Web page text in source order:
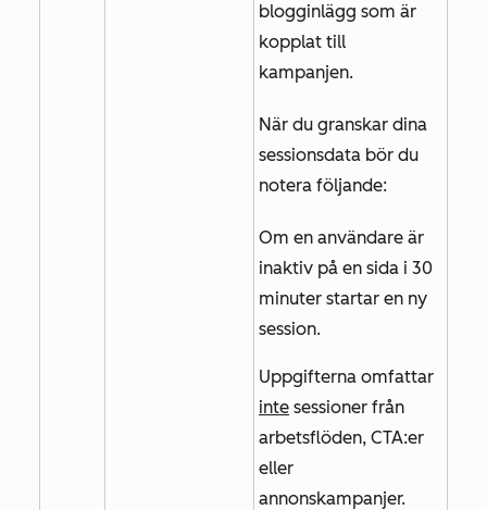
blogginlägg som är
kopplat till
kampanjen.
När du granskar dina
sessionsdata bör du
notera följande:
Om en användare är
inaktiv på en sida i 30
minuter startar en ny
session.
Uppgifterna omfattar
inte sessioner från
arbetsflöden, CTA:er
eller
annonskampanjer.